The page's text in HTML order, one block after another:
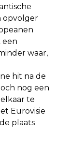
opvolger
een
waar,
hit na de
nog een
te
Eurovisie
plaats